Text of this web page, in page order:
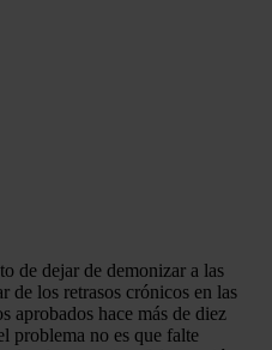
de dejar de demonizar a las
de los retrasos crónicos en las
aprobados hace más de diez
problema no es que falte